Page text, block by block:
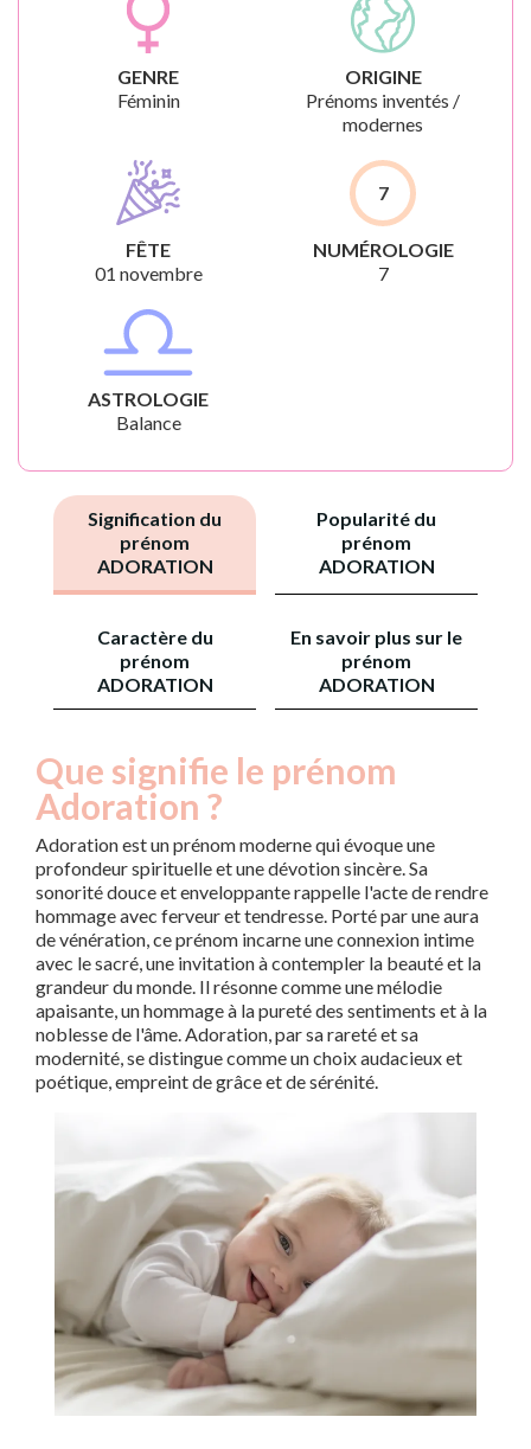
GENRE
Féminin
ORIGINE
Prénoms inventés /
modernes
FÊTE
01 novembre
7
NUMÉROLOGIE
7
ASTROLOGIE
Balance
Signification du
prénom
ADORATION
Popularité du
prénom
ADORATION
Caractère du
prénom
ADORATION
En savoir plus sur le
prénom
ADORATION
Que signifie le prénom
Adoration ?
Adoration est un prénom moderne qui évoque une
profondeur spirituelle et une dévotion sincère. Sa
sonorité douce et enveloppante rappelle l'acte de rendre
hommage avec ferveur et tendresse. Porté par une aura
de vénération, ce prénom incarne une connexion intime
avec le sacré, une invitation à contempler la beauté et la
grandeur du monde. Il résonne comme une mélodie
apaisante, un hommage à la pureté des sentiments et à la
noblesse de l'âme. Adoration, par sa rareté et sa
modernité, se distingue comme un choix audacieux et
poétique, empreint de grâce et de sérénité.